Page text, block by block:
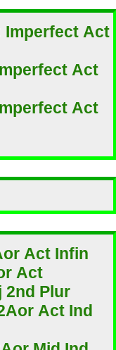
Imperfect Act
Act
Act
Act Infin
Act
2nd Plur
Act Ind